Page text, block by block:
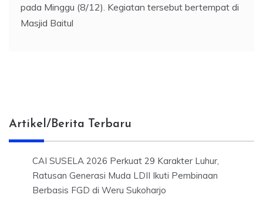
pada Minggu (8/12). Kegiatan tersebut bertempat di
Masjid Baitul
Artikel/Berita Terbaru
CAI SUSELA 2026 Perkuat 29 Karakter Luhur,
Ratusan Generasi Muda LDII Ikuti Pembinaan
Berbasis FGD di Weru Sukoharjo